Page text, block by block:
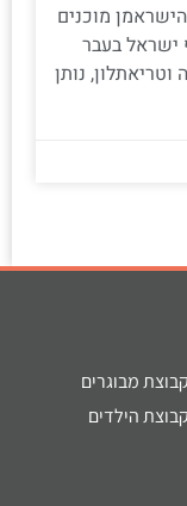
מוכנים
ישראל בעבר
נותן
מבוגרים
הילדים